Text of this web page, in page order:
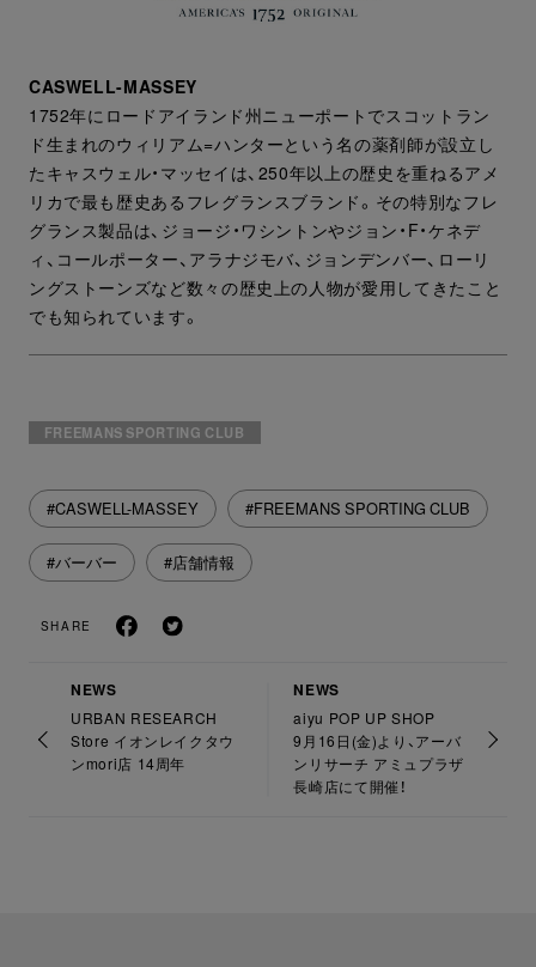
CASWELL-MASSEY
1752年にロードアイランド州ニューポートでスコットラン
ド生まれのウィリアム=ハンターという名の薬剤師が設立し
たキャスウェル・マッセイは、250年以上の歴史を重ねるアメ
リカで最も歴史あるフレグランスブランド。その特別なフレ
グランス製品は、ジョージ・ワシントンやジョン・F・ケネデ
ィ、コールポーター、アラナジモバ、ジョンデンバー、ローリ
ングストーンズなど数々の歴史上の人物が愛用してきたこと
でも知られています。
FREEMANS SPORTING CLUB
#CASWELL-MASSEY #FREEMANS SPORTING CLUB
#バーバー #店舗情報
SHARE
NEWS
URBAN RESEARCH
Store イオンレイクタウ
ンmori店 14周年
NEWS
aiyu POP UP SHOP
9月16日(金)より、アーバ
ンリサーチ アミュプラザ
長崎店にて開催！